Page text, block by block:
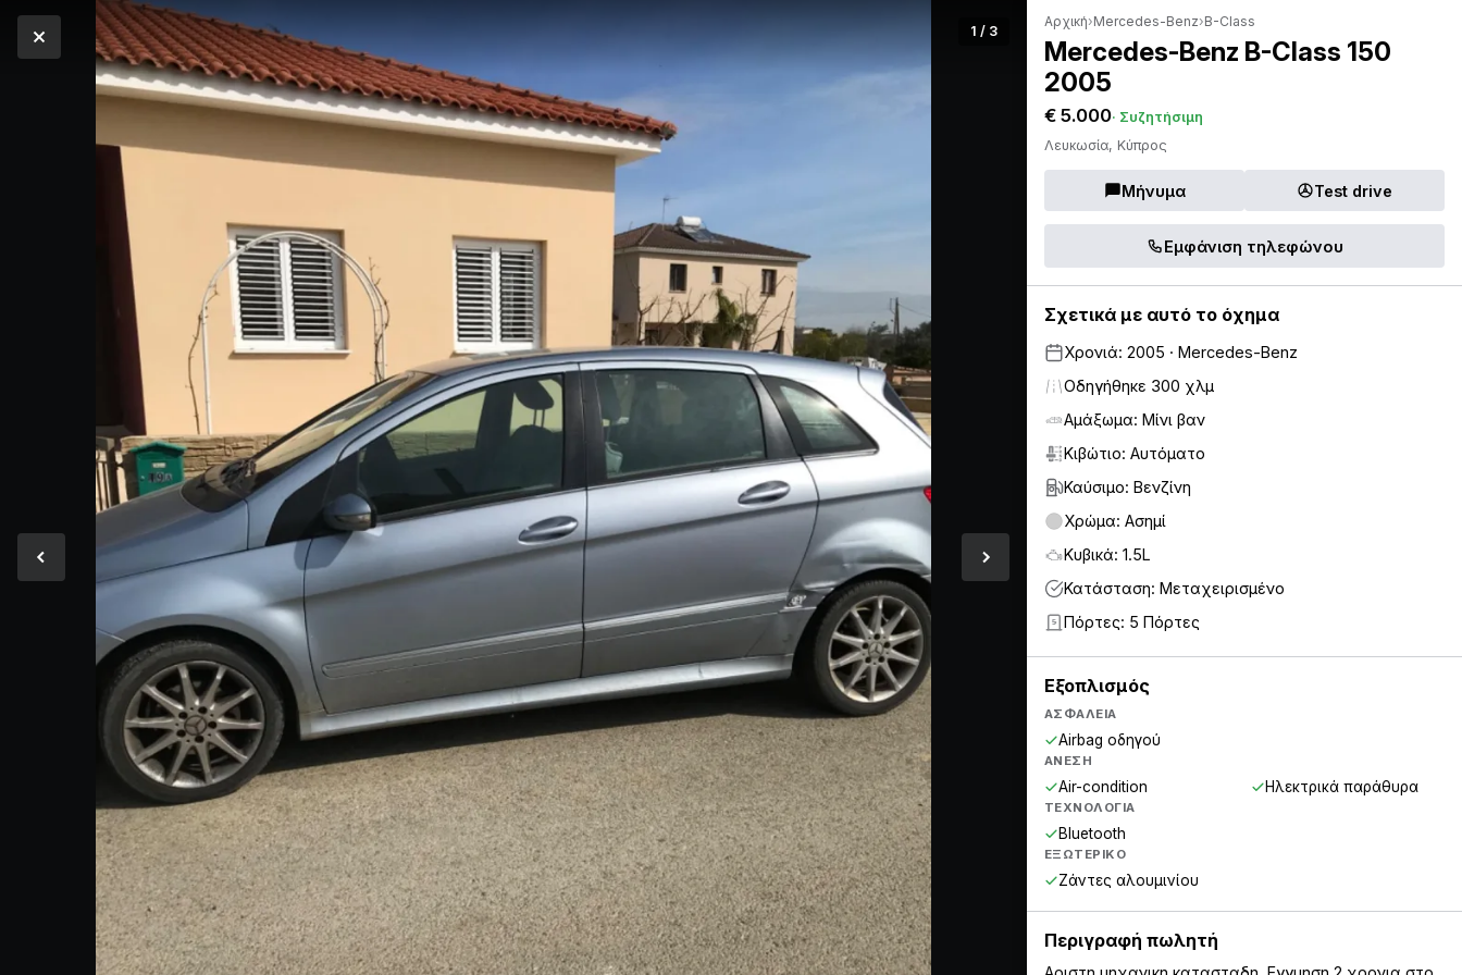
1 / 3
Αρχική›Mercedes-Benz›B-Class
Mercedes-Benz B-Class 150
2005
€ 5.000· Συζητήσιμη
Λευκωσία, Κύπρος
Μήνυμα Test drive
Εμφάνιση τηλεφώνου
Σχετικά με αυτό το όχημα
Χρονιά: 2005 · Mercedes-Benz
Οδηγήθηκε 300 χλμ
Αμάξωμα: Μίνι βαν
Κιβώτιο: Αυτόματο
Καύσιμο: Βενζίνη
Χρώμα: Ασημί
Κυβικά: 1.5L
Κατάσταση: Μεταχειρισμένο
5 Πόρτες: 5 Πόρτες
Εξοπλισμός
ΑΣΦΆΛΕΙΑ
Airbag οδηγού
ΆΝΕΣΗ
Air-condition Ηλεκτρικά παράθυρα
ΤΕΧΝΟΛΟΓΊΑ
Bluetooth
ΕΞΩΤΕΡΙΚΌ
Ζάντες αλουμινίου
Περιγραφή πωλητή